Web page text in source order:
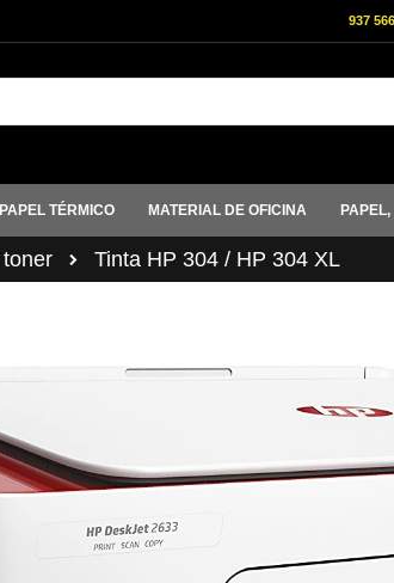
937
TÉRMICO MATERIAL DE OFICINA PAPEL,
Tinta HP 304 / HP 304 XL